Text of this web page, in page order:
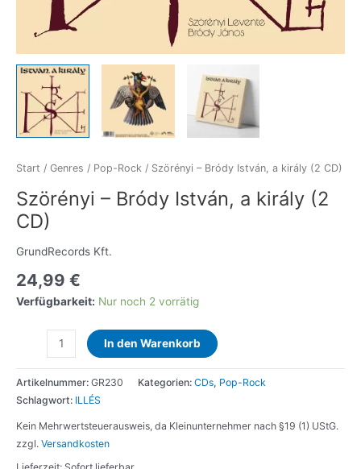
Start / Genres / Pop-Rock / Szörényi – Bródy István, a király (2 CD)
Szörényi – Bródy István, a király (2
CD)
GrundRecords Kft.
24,99 €
Verfügbarkeit: Nur noch 2 vorrätig
Szörényi
Bródy
István,
a
király
(2
CD)
In den Warenkorb
Artikelnummer: GR230 Kategorien: CDs, Pop-Rock
Schlagwort: ILLÉS
Kein Mehrwertsteuerausweis, da Kleinunternehmer nach §19 (1) UStG.
zzgl. Versandkosten